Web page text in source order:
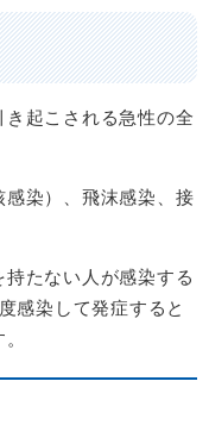
起こされる急性の全
染）、飛沫感染、接
たない人が感染する
感染して発症すると